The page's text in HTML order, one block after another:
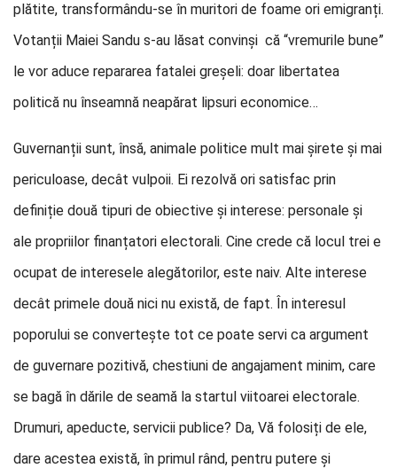
plătite, transformându-se în muritori de foame ori emigranți.
Votanții Maiei Sandu s-au lăsat convinși că “vremurile bune”
le vor aduce repararea fatalei greșeli: doar libertatea
politică nu înseamnă neapărat lipsuri economice…
Guvernanții sunt, însă, animale politice mult mai șirete și mai
periculoase, decât vulpoii. Ei rezolvă ori satisfac prin
definiție două tipuri de obiective și interese: personale și
ale propriilor finanțatori electorali. Cine crede că locul trei e
ocupat de interesele alegătorilor, este naiv. Alte interese
decât primele două nici nu există, de fapt. În interesul
poporului se convertește tot ce poate servi ca argument
de guvernare pozitivă, chestiuni de angajament minim, care
se bagă în dările de seamă la startul viitoarei electorale.
Drumuri, apeducte, servicii publice? Da, Vă folosiți de ele,
dare acestea există, în primul rând, pentru putere și